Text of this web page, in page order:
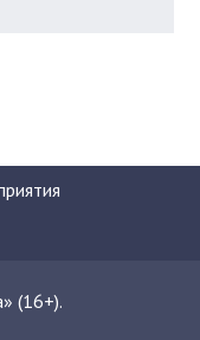
(16+).